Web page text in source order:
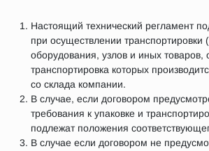
Настоящий технический регламент
при осуществлении транспортировки
оборудования, узлов и иных товаров,
транспортировка которых
со склада компании.
В случае, если договором
требования к упаковке и
подлежат положения
В случае если договором не